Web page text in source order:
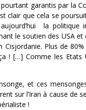
garantis par la
que cela se
la politique
le soutien des USA
Plus de
! […] Comme les
et ces
sur l’Iran à cause de
!